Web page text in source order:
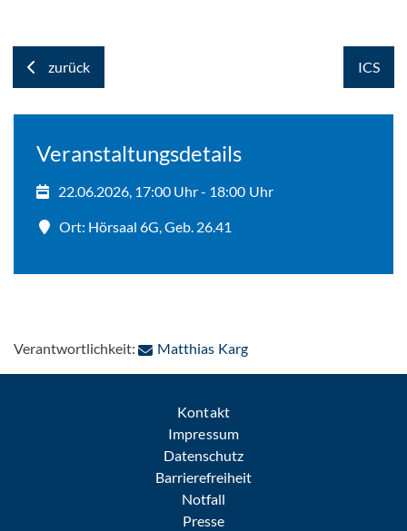
zurück ICS
Veranstaltungsdetails
22.06.2026, 17:00 Uhr - 18:00 Uhr
Ort: Hörsaal 6G, Geb. 26.41
Verantwortlichkeit: Matthias Karg: Per E-Mail kontaktieren
Kontakt
Impressum
Datenschutz
Barrierefreiheit
Notfall
Presse